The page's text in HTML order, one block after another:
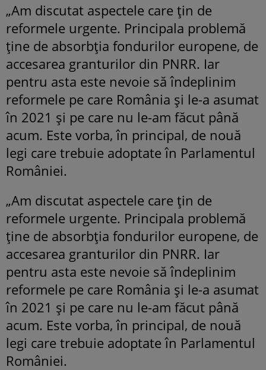
„Am discutat aspectele care țin de
reformele urgente. Principala problemă
ține de absorbția fondurilor europene, de
accesarea granturilor din PNRR. Iar
pentru asta este nevoie să îndeplinim
reformele pe care România și le-a asumat
în 2021 și pe care nu le-am făcut până
acum. Este vorba, în principal, de nouă
legi care trebuie adoptate în Parlamentul
României.
„Am discutat aspectele care țin de
reformele urgente. Principala problemă
ține de absorbția fondurilor europene, de
accesarea granturilor din PNRR. Iar
pentru asta este nevoie să îndeplinim
reformele pe care România și le-a asumat
în 2021 și pe care nu le-am făcut până
acum. Este vorba, în principal, de nouă
legi care trebuie adoptate în Parlamentul
României.